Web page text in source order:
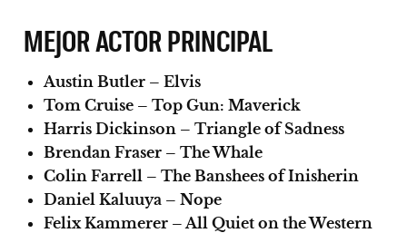
MEJOR ACTOR PRINCIPAL
Austin Butler – Elvis
Tom Cruise – Top Gun: Maverick
Harris Dickinson – Triangle of Sadness
Brendan Fraser – The Whale
Colin Farrell – The Banshees of Inisherin
Daniel Kaluuya – Nope
Felix Kammerer – All Quiet on the Western